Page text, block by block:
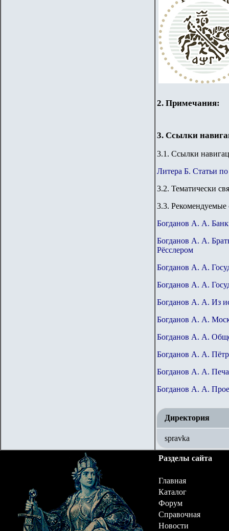
2. Примечания:
3. Ссылки
3.1. Ссылки
Литера Б. Статьи
3.2. Тематически
3.3. Рекомендуемые
Богданов А. А.
Богданов А. А.
Рёсслером
Богданов А. А.
Богданов А. А.
Богданов А. А. Из
Богданов А. А.
Богданов А. А.
Богданов А. А.
Богданов А. А.
Богданов А. А.
Директория
spravka
Разделы сайта
Главная
Каталог
Форум
Справочная
Новости